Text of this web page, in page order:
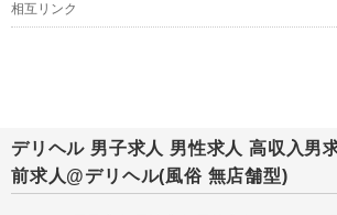
相互リンク
デリヘル 男子求人 男性求人 高収入男
前求人@デリヘル(風俗 無店舗型)